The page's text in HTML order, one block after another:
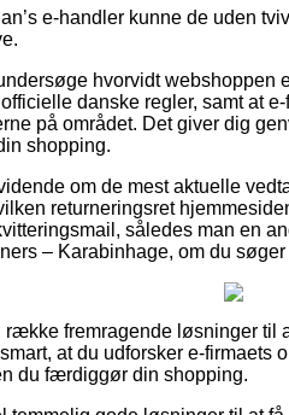
e-handler kunne de uden
hvorvidt webshoppen
danske regler, samt at
på området. Det giver dig
shopping.
om de mest aktuelle
returneringsret
således man en
– Karabinhage, om du
række fremragende løsninger til
at du udforsker e-firmaets
du færdiggør din shopping.